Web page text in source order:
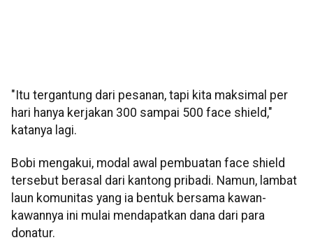
"Itu tergantung dari pesanan, tapi kita maksimal per
hari hanya kerjakan 300 sampai 500 face shield,"
katanya lagi.
Bobi mengakui, modal awal pembuatan face shield
tersebut berasal dari kantong pribadi. Namun, lambat
laun komunitas yang ia bentuk bersama kawan-
kawannya ini mulai mendapatkan dana dari para
donatur.